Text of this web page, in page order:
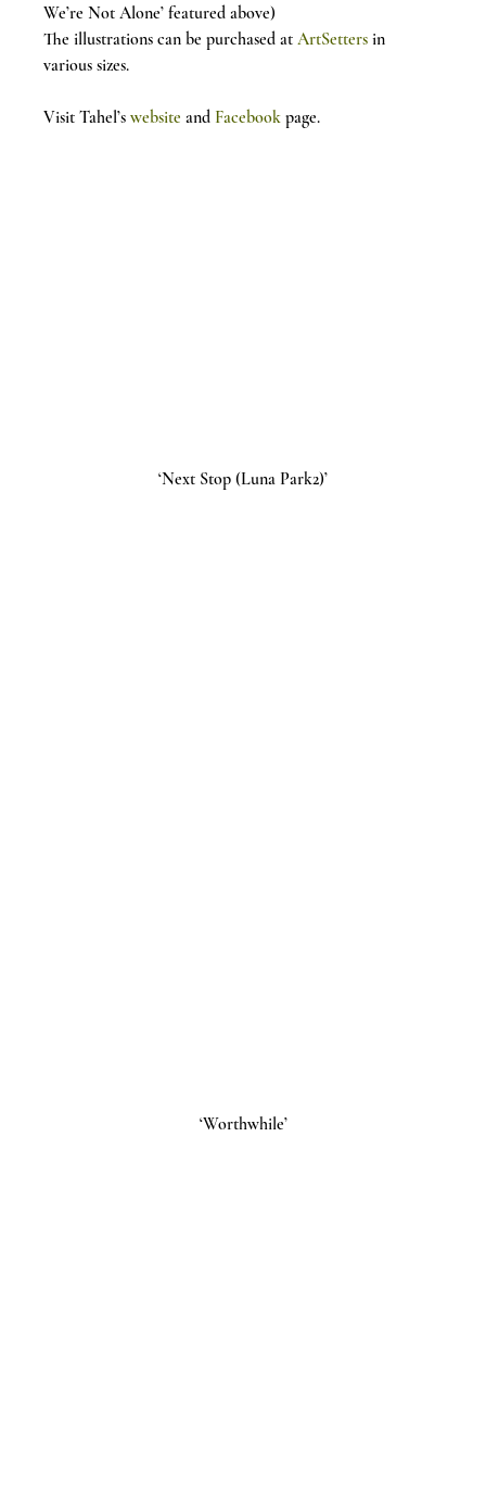
We’re Not Alone’ featured above)
The illustrations can be purchased at ArtSetters in
various sizes.
Visit Tahel’s website and Facebook page.
‘Next Stop (Luna Park2)’
‘Worthwhile’